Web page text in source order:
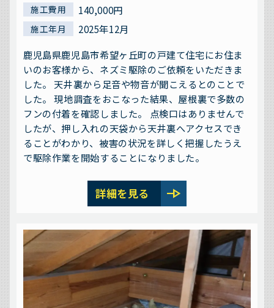
施工費用 140,000円
施工年月
2025年12月
鹿児島県鹿児島市希望ヶ丘町の戸建て住宅にお住ま
いのお客様から、ネズミ駆除のご依頼をいただきま
した。 天井裏から足音や物音が聞こえるとのことで
した。 現地調査をおこなった結果、屋根裏で多数の
フンの付着を確認しました。 点検口はありませんで
したが、押し入れの天袋から天井裏へアクセスでき
ることがわかり、被害の状況を詳しく把握したうえ
で駆除作業を開始することになりました。
詳細を見る line_end_arrow